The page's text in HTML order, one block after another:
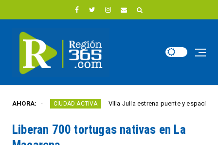
AHORA:CIUDAD ACTIVA Villa Julia estrena puente y espacios
Liberan 700 tortugas nativas en La